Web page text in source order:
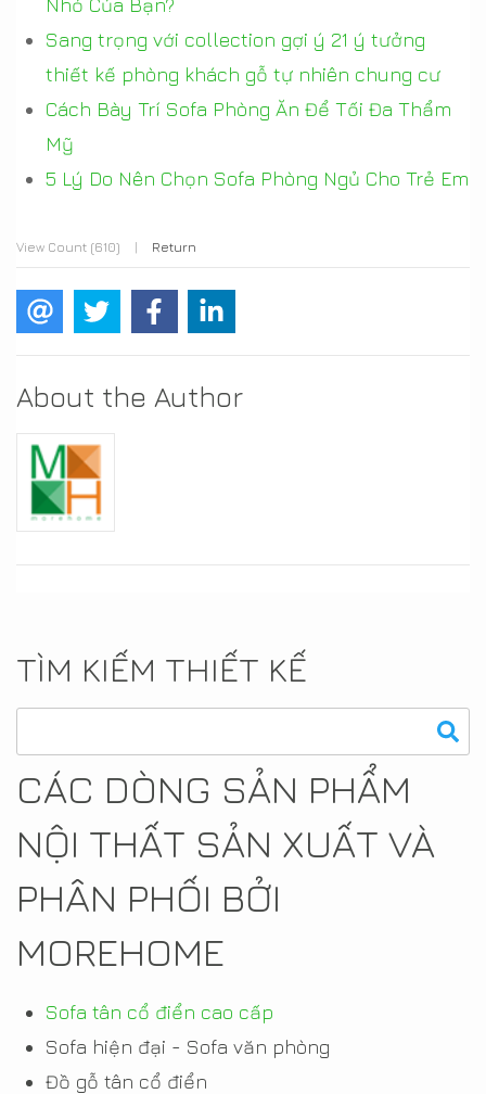
Nhỏ Của Bạn?
Sang trọng với collection gợi ý 21 ý tưởng
thiết kế phòng khách gỗ tự nhiên chung cư
Cách Bày Trí Sofa Phòng Ăn Để Tối Đa Thẩm
Mỹ
5 Lý Do Nên Chọn Sofa Phòng Ngủ Cho Trẻ Em
View Count (610) | Return
About the Author
TÌM KIẾM THIẾT KẾ
CÁC DÒNG SẢN PHẨM
NỘI THẤT SẢN XUẤT VÀ
PHÂN PHỐI BỞI
MOREHOME
Sofa tân cổ điển cao cấp
Sofa hiện đại - Sofa văn phòng
Đồ gỗ tân cổ điển